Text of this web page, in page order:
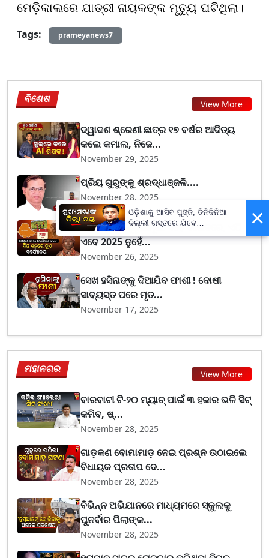
ମେଡ଼ିକାଲରେ ଯାତ୍ରୀ ନାୟକଙ୍କ ମୃତ୍ୟୁ ଘଟିଥିଲା।
Tags:
prameyanews7
ବିଶେଷ View More
ଦ୍ୱାଦଶ ଶ୍ରେଣୀ ଛାତ୍ର ୧୭ ବର୍ଷର ଆଦିତ୍ୟ
କଲେ କମାଲ, ନିଜେ...
November 29, 2025
ପ୍ରିୟ ଗୁରୁଙ୍କୁ ଶ୍ରଦ୍ଧାଞ୍ଜଳି....
November 28, 2025
ଏହି ଦେଶର ଜ୍ୱାଳାମୂଖୀ ଏବେ ଭାରତରେ, ଏଠି
ଏବେ 2025 ନୁହେଁ...
November 26, 2025
ସେଖ ହସିନାଙ୍କୁ ଦିଆଯିବ ଫାଶୀ ! ଦୋଷୀ
ସାବ୍ୟସ୍ତ ପରେ ମୃତ...
November 17, 2025
ମହାନଗର View More
ବାରବାଟୀ ଟି-୨୦ ମ୍ୟାଚ୍ ପାଇଁ ୩ ହଜାର ଭଳି ସିଟ୍
କମିବ, ଷ୍...
November 28, 2025
ଗାଡ଼କଣ ବୋମାମାଡ଼ ନେଇ ପ୍ରଶ୍ନ ଉଠାଇଲେ
ବିଧାୟକ ପ୍ରତାପ ଦେ...
November 28, 2025
ବିଭିନ୍ନ ଅଭିଯାନରେ ମାଧ୍ୟମରେ ସ୍କୁଲକୁ
ପୁନର୍ବାର ପିଲାଙ୍କ...
November 28, 2025
×
ଓଡ଼ିଶାକୁ ଆସିବ ପୁଞ୍ଜି, ତିନିଦିନିଆ
ଦିଲ୍ଲୀ ଗସ୍ତରେ ଯିବେ